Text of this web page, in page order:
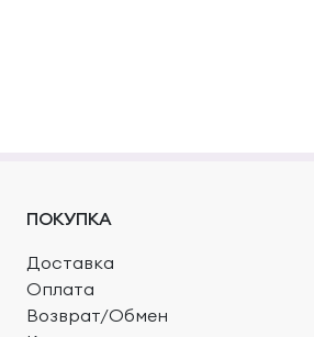
ПОКУПКА
Доставка
Оплата
Возврат/Обмен